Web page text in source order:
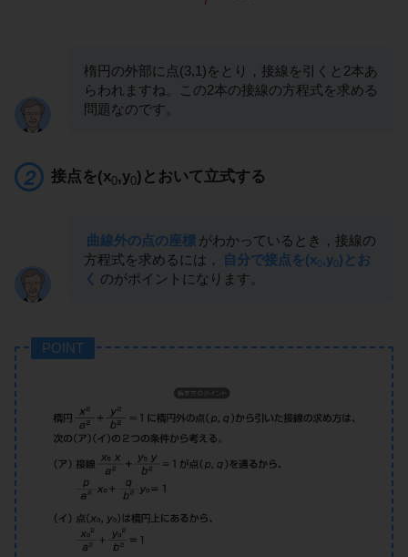
楕円の外部に点(3,1)をとり，接線を引くと2本あ
らわれますね。この2本の接線の方程式を求める
問題なのです。
接点を(x0,y0)とおいて立式する
曲線外の点の座標 がわかっているとき，接線の
方程式を求めるには，
自分で接点を(x0 ,y0)とお
く のがポイントになります。
POINT